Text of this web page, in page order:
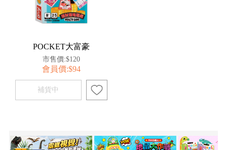
POCKET大富豪
市售價:$120
會員價:$94